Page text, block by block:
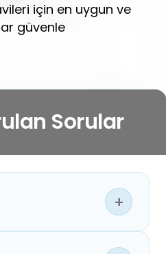
için en uygun ve
güvenle
Sorular
+